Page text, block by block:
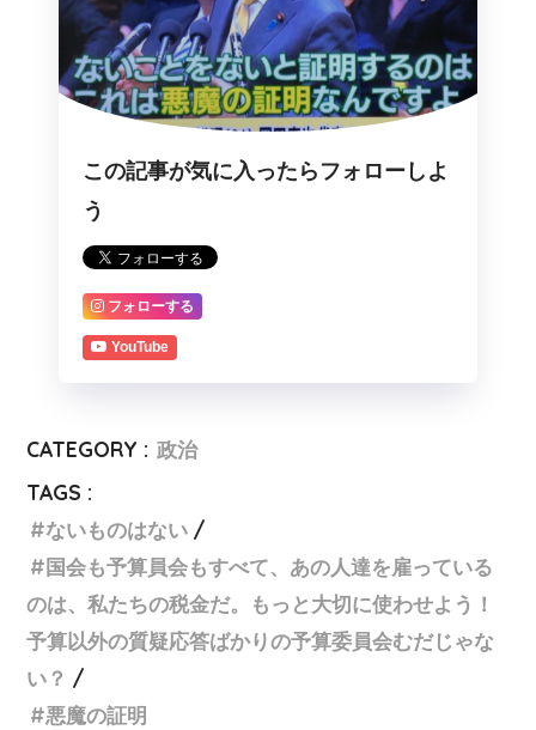
この記事が気に入ったらフォローしよ
う
フォローする
YouTube
CATEGORY : 政治
TAGS :
ないものはない
国会も予算員会もすべて、あの人達を雇っている
のは、私たちの税金だ。もっと大切に使わせよう！
予算以外の質疑応答ばかりの予算委員会むだじゃな
い？
悪魔の証明